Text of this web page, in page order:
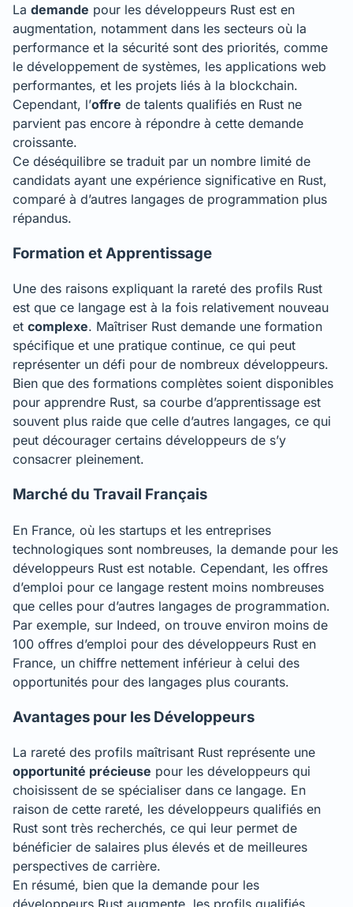
La demande pour les développeurs Rust est en
augmentation, notamment dans les secteurs où la
performance et la sécurité sont des priorités, comme
le développement de systèmes, les applications web
performantes, et les projets liés à la blockchain.
Cependant, l’offre de talents qualifiés en Rust ne
parvient pas encore à répondre à cette demande
croissante.
Ce déséquilibre se traduit par un nombre limité de
candidats ayant une expérience significative en Rust,
comparé à d’autres langages de programmation plus
répandus.
Formation et Apprentissage
Une des raisons expliquant la rareté des profils Rust
est que ce langage est à la fois relativement nouveau
et complexe. Maîtriser Rust demande une formation
spécifique et une pratique continue, ce qui peut
représenter un défi pour de nombreux développeurs.
Bien que des formations complètes soient disponibles
pour apprendre Rust, sa courbe d’apprentissage est
souvent plus raide que celle d’autres langages, ce qui
peut décourager certains développeurs de s’y
consacrer pleinement.
Marché du Travail Français
En France, où les startups et les entreprises
technologiques sont nombreuses, la demande pour les
développeurs Rust est notable. Cependant, les offres
d’emploi pour ce langage restent moins nombreuses
que celles pour d’autres langages de programmation.
Par exemple, sur Indeed, on trouve environ moins de
100 offres d’emploi pour des développeurs Rust en
France, un chiffre nettement inférieur à celui des
opportunités pour des langages plus courants.
Avantages pour les Développeurs
La rareté des profils maîtrisant Rust représente une
opportunité précieuse pour les développeurs qui
choisissent de se spécialiser dans ce langage. En
raison de cette rareté, les développeurs qualifiés en
Rust sont très recherchés, ce qui leur permet de
bénéficier de salaires plus élevés et de meilleures
perspectives de carrière.
En résumé, bien que la demande pour les